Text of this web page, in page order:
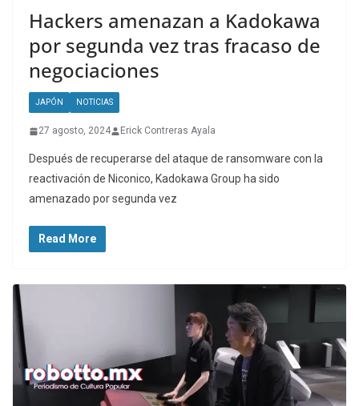
Hackers amenazan a Kadokawa
por segunda vez tras fracaso de
negociaciones
JAPÓN NOTICIAS
27 agosto, 2024 Erick Contreras Ayala
Después de recuperarse del ataque de ransomware con la
reactivación de Niconico, Kadokawa Group ha sido
amenazado por segunda vez
Read More